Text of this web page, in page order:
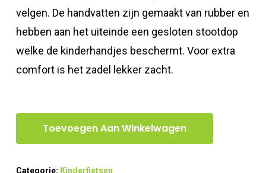
velgen. De handvatten zijn gemaakt van rubber en
hebben aan het uiteinde een gesloten stootdop
welke de kinderhandjes beschermt. Voor extra
comfort is het zadel lekker zacht.
Toevoegen Aan Winkelwagen
Categorie: Kinderfietsen